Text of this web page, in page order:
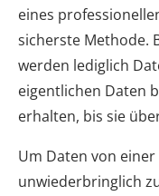
eines
sicherste Methode.
werden lediglich
eigentlichen Daten
erhalten, bis sie
Um Daten von
unwiederbringlich